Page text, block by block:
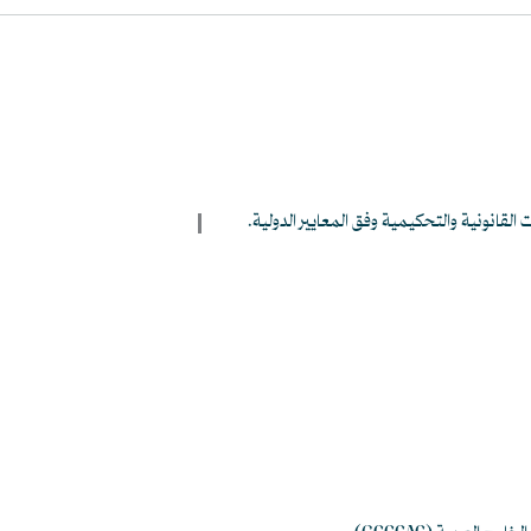
والتحكيمية وفق المعايير الدولية.